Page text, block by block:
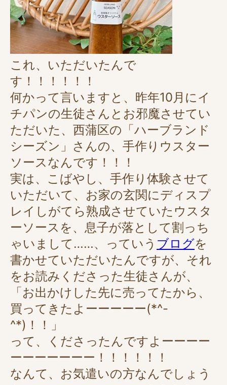
これ、いただいたんで
す！！！！！！
何かって言いますと、昨年10月にイ
チパンの生徒さんとお邪魔させてい
ただいた、西蒲区の「ハーブランド
シーズン」さんの、手作りウスター
ソースなんです！！！
実は、こばやし、手作り体験させて
いただいて、お家の玄関にディスプ
レイしがてら熟成させていたウスタ
ーソースを、息子が落として割っち
ゃいまして……、っていう ブログを
書かせていただいたんですが、それ
をお読みくださった生徒さんが、
「お出かけした先に売ってたから、
買ってきたよーーーーー(*^-
^*)！！」
って、くださったんですよーーーー
ーーーーーーー ！！！！！！
なんて、お気遣いの方なんでしょう